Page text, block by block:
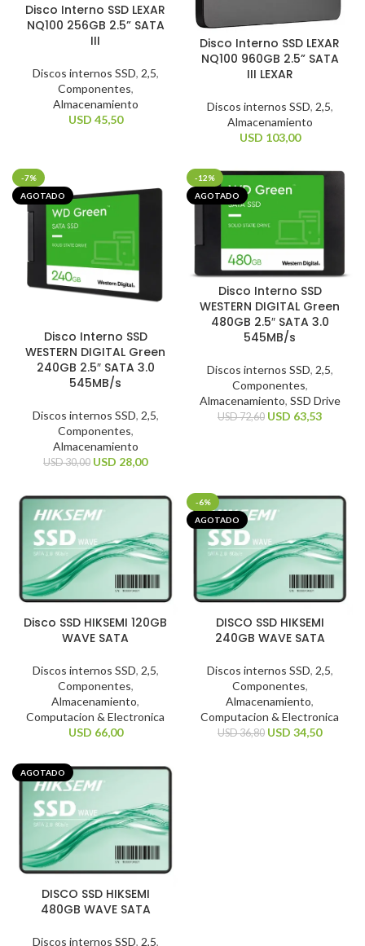
Disco Interno SSD LEXAR
NQ100 256GB 2.5” SATA
III
Discos internos SSD, 2,5,
Componentes,
Almacenamiento
USD 45,50
Disco Interno SSD LEXAR
NQ100 960GB 2.5” SATA
III LEXAR
Discos internos SSD, 2,5,
Almacenamiento
USD 103,00
-7%
AGOTADO
Disco Interno SSD
WESTERN DIGITAL Green
240GB 2.5″ SATA 3.0
545MB/s
Discos internos SSD, 2,5,
Componentes,
Almacenamiento
USD30,00 USD 28,00
-12%
AGOTADO
Disco Interno SSD
WESTERN DIGITAL Green
480GB 2.5″ SATA 3.0
545MB/s
Discos internos SSD, 2,5,
Componentes,
Almacenamiento, SSD Drive
USD72,60 USD 63,53
Disco SSD HIKSEMI 120GB
WAVE SATA
Discos internos SSD, 2,5,
Componentes,
Almacenamiento,
Computacion & Electronica
USD 66,00
-6%
AGOTADO
DISCO SSD HIKSEMI
240GB WAVE SATA
Discos internos SSD, 2,5,
Componentes,
Almacenamiento,
Computacion & Electronica
USD36,80 USD 34,50
AGOTADO
DISCO SSD HIKSEMI
480GB WAVE SATA
Discos internos SSD, 2,5,